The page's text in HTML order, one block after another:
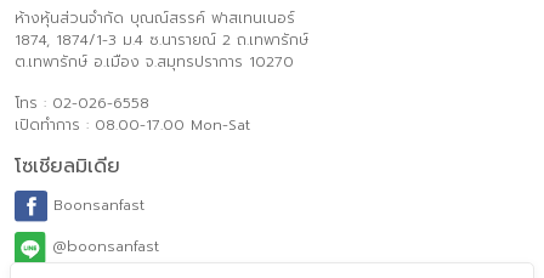
ห้างหุ้นส่วนจำกัด บุณณ์สรรค์ ฟาสเทนเนอร์
1874, 1874/1-3 ม.4 ซ.นารายณ์ 2 ถ.เทพารักษ์
ต.เทพารักษ์ อ.เมือง จ.สมุทรปราการ 10270
โทร : 02-026-6558
เปิดทำการ : 08.00-17.00 Mon-Sat
โซเชียลมิเดีย
Boonsanfast
@boonsanfast